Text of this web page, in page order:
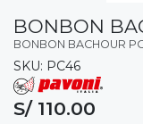
BONBON
BONBON BACHOUR
SKU: PC46
S/ 110.00